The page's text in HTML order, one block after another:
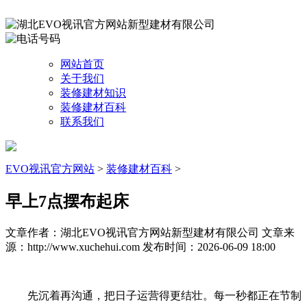
网站首页
关于我们
装修建材知识
装修建材百科
联系我们
EVO视讯官方网站 > 装修建材百科 >
早上7点摆布起床
文章作者：湖北EVO视讯官方网站新型建材有限公司 文章来
源：http://www.xuchehui.com 发布时间：2026-06-09 18:00
先沉着再沟通，把日子运营得更结壮。每一秒都正在节制